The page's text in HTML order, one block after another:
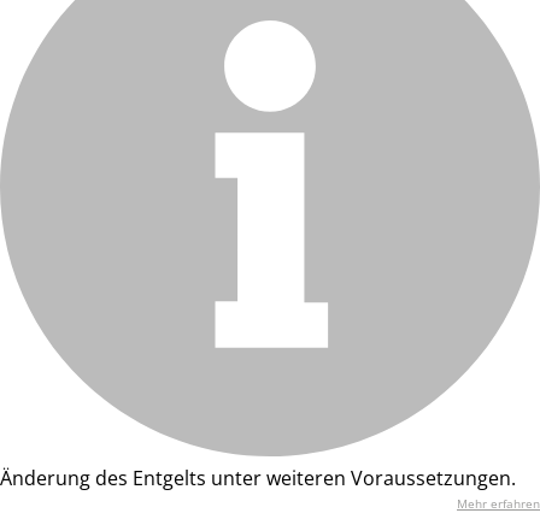
Änderung des Entgelts unter weiteren Voraussetzungen.
Mehr erfahren